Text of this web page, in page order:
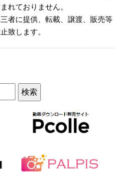
れておりません。
者に提供、転載、譲渡、販売等
致します。